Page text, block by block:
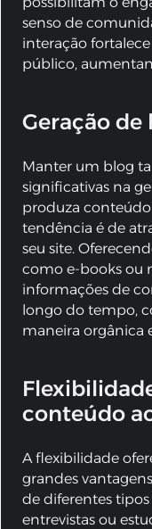
senso de
interação
público,
Geração de
Manter um blog
significativas na
produza
tendência é de
seu site.
como e-books ou
informações de
longo do tempo,
maneira orgânica
conteúdo
A flexibilidade
grandes
de diferentes
entrevistas ou